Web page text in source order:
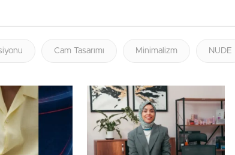
Cam Tasarımı Minimalizm NUDE